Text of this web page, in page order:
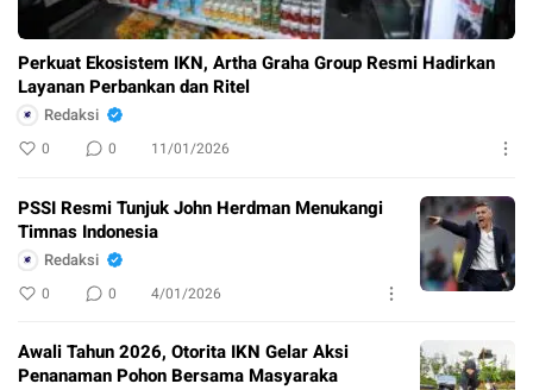
Perkuat Ekosistem IKN, Artha Graha Group Resmi Hadirkan
Layanan Perbankan dan Ritel
Redaksi
0 0 11/01/2026
PSSI Resmi Tunjuk John Herdman Menukangi
Timnas Indonesia
Redaksi
0 0 4/01/2026
Awali Tahun 2026, Otorita IKN Gelar Aksi
Penanaman Pohon Bersama Masyaraka